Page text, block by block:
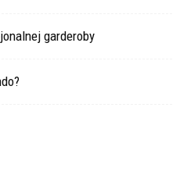
garderoby